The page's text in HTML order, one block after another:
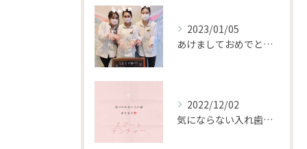
2023/01/05
あけましておめでとうございます。
2022/12/02
気にならない入れ歯あります‼️